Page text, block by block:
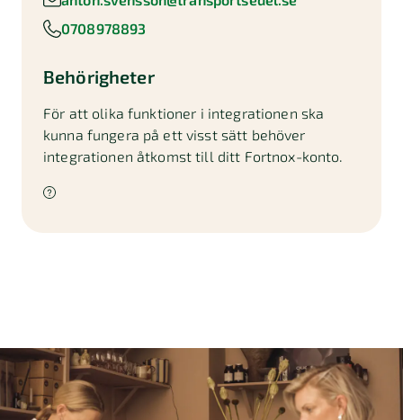
0708978893
Behörigheter
För att olika funktioner i integrationen ska
kunna fungera på ett visst sätt behöver
integrationen åtkomst till ditt Fortnox-konto.